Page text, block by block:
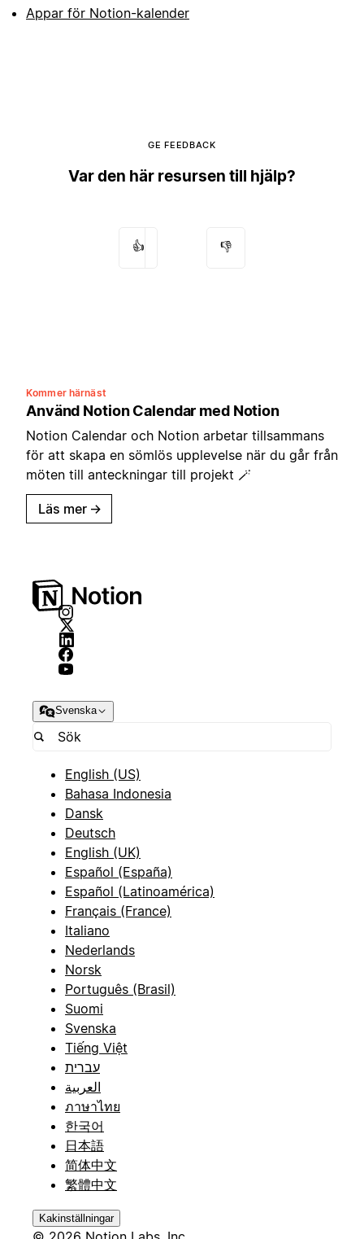
Appar för Notion-kalender
GE FEEDBACK
Var den här resursen till hjälp?
👍 👎
Kommer härnäst
Använd Notion Calendar med Notion
Notion Calendar och Notion arbetar tillsammans
för att skapa en sömlös upplevelse när du går från
möten till anteckningar till projekt 🪄
Läs mer →
Svenska
English (US)
Bahasa Indonesia
Dansk
Deutsch
English (UK)
Español (España)
Español (Latinoamérica)
Français (France)
Italiano
Nederlands
Norsk
Português (Brasil)
Suomi
Svenska
Tiếng Việt
עברית
العربية
ภาษาไทย
한국어
日本語
简体中文
繁體中文
Kakinställningar